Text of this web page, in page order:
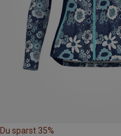
Du sparst 35%